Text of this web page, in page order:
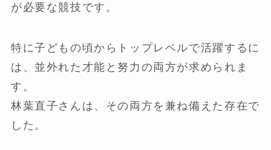
が必要な競技です。
特に子どもの頃からトップレベルで活躍するに
は、並外れた才能と努力の両方が求められま
す。
林葉直子さんは、その両方を兼ね備えた存在で
した。